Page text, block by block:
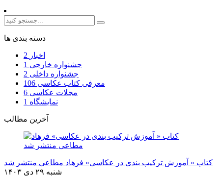
دسته بندی ها
اخبار 2
جشنواره خارجی 1
جشنواره داخلی 2
معرفی کتاب عکاسی 106
مجلات عکاسی 6
نمایشگاه 1
آخرین مطالب
کتاب « آموزش ترکیب بندی در عکاسی» فرهاد مطاعی منتشر شد
شنبه ۲۹ دی ۱۴۰۳